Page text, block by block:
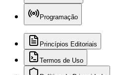
Programação
Princípios Editoriais
Termos de Uso